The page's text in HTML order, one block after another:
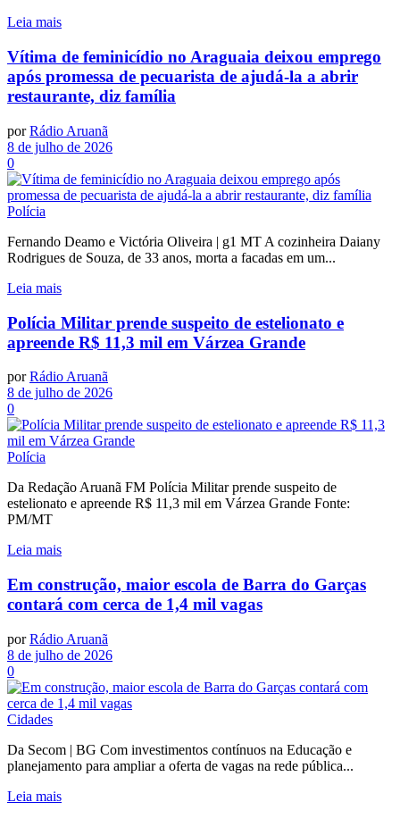
Leia mais
Vítima de feminicídio no Araguaia deixou emprego
após promessa de pecuarista de ajudá-la a abrir
restaurante, diz família
por Rádio Aruanã
8 de julho de 2026
0
Polícia
Fernando Deamo e Victória Oliveira | g1 MT A cozinheira Daiany
Rodrigues de Souza, de 33 anos, morta a facadas em um...
Leia mais
Polícia Militar prende suspeito de estelionato e
apreende R$ 11,3 mil em Várzea Grande
por Rádio Aruanã
8 de julho de 2026
0
Polícia
Da Redação Aruanã FM Polícia Militar prende suspeito de
estelionato e apreende R$ 11,3 mil em Várzea Grande Fonte:
PM/MT
Leia mais
Em construção, maior escola de Barra do Garças
contará com cerca de 1,4 mil vagas
por Rádio Aruanã
8 de julho de 2026
0
Cidades
Da Secom | BG Com investimentos contínuos na Educação e
planejamento para ampliar a oferta de vagas na rede pública...
Leia mais